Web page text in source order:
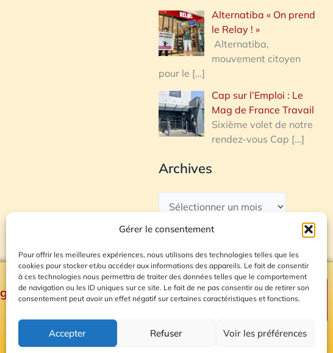
Gérer le consentement
Pour offrir les meilleures expériences, nous utilisons des technologies telles que les
cookies pour stocker et/ou accéder aux informations des appareils. Le fait de consentir
à ces technologies nous permettra de traiter des données telles que le comportement
de navigation ou les ID uniques sur ce site. Le fait de ne pas consentir ou de retirer son
consentement peut avoir un effet négatif sur certaines caractéristiques et fonctions.
Accepter Refuser Voir les préférences
Alternatiba « On prend
le Relay ! »
Alternatiba,
mouvement citoyen
pour le […]
Cap sur l’Emploi : Le
Mag de France Travail
Sixième volet de notre
rendez-vous Cap […]
Archives
Plan du site